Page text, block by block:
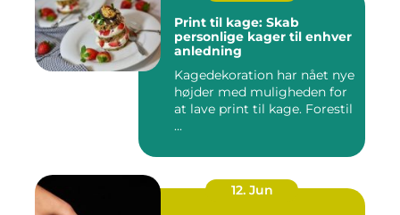
Print til kage: Skab
personlige kager til enhver
anledning
Kagedekoration har nået nye
højder med muligheden for
at lave print til kage. Forestil
...
12. Jun